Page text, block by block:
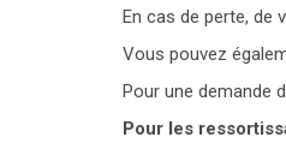
En cas de perte, de
Vous pouvez
Pour une demande
Pour les